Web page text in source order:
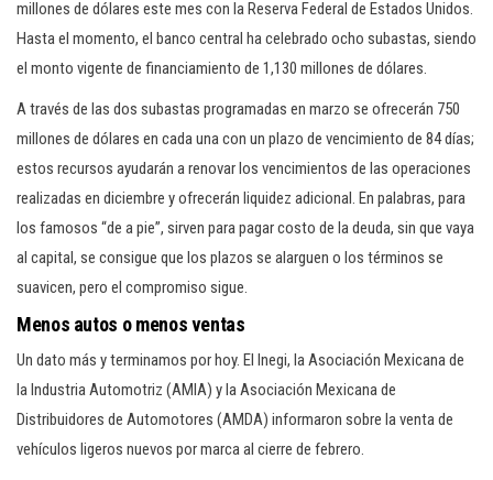
millones de dólares este mes con la Reserva Federal de Estados Unidos.
Hasta el momento, el banco central ha celebrado ocho subastas, siendo
el monto vigente de financiamiento de 1,130 millones de dólares.
A través de las dos subastas programadas en marzo se ofrecerán 750
millones de dólares en cada una con un plazo de vencimiento de 84 días;
estos recursos ayudarán a renovar los vencimientos de las operaciones
realizadas en diciembre y ofrecerán liquidez adicional. En palabras, para
los famosos “de a pie”, sirven para pagar costo de la deuda, sin que vaya
al capital, se consigue que los plazos se alarguen o los términos se
suavicen, pero el compromiso sigue.
Menos autos o menos ventas
Un dato más y terminamos por hoy. El Inegi, la Asociación Mexicana de
la Industria Automotriz (AMIA) y la Asociación Mexicana de
Distribuidores de Automotores (AMDA) informaron sobre la venta de
vehículos ligeros nuevos por marca al cierre de febrero.